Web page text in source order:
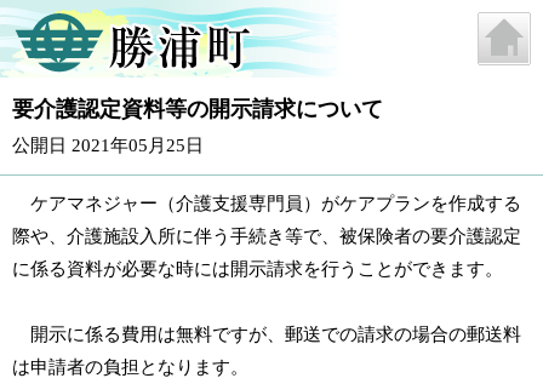
要介護認定資料等の開示請求について
公開日 2021年05月25日
ケアマネジャー（介護支援専門員）がケアプランを作成する
際や、介護施設入所に伴う手続き等で、被保険者の要介護認定
に係る資料が必要な時には開示請求を行うことができます。
開示に係る費用は無料ですが、郵送での請求の場合の郵送料
は申請者の負担となります。